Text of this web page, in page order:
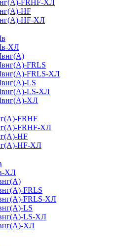
FRHF-ХЛ
HF
HF-ХЛ
ХЛ
FRLS
FRLS-ХЛ
LS
LS-ХЛ
ХЛ
FRHF
FRHF-ХЛ
HF
HF-ХЛ
ХЛ
FRLS
FRLS-ХЛ
LS
LS-ХЛ
ХЛ